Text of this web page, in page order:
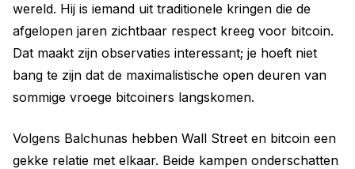
wereld. Hij is iemand uit traditionele kringen die de
afgelopen jaren zichtbaar respect kreeg voor bitcoin.
Dat maakt zijn observaties interessant; je hoeft niet
bang te zijn dat de maximalistische open deuren van
sommige vroege bitcoiners langskomen.
Volgens Balchunas hebben Wall Street en bitcoin een
gekke relatie met elkaar. Beide kampen onderschatten